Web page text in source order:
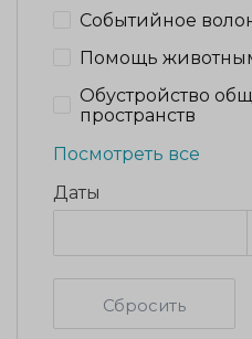
Событийное
Помощь
Обустройство
пространств
Посмотреть все
Даты
Сбросить